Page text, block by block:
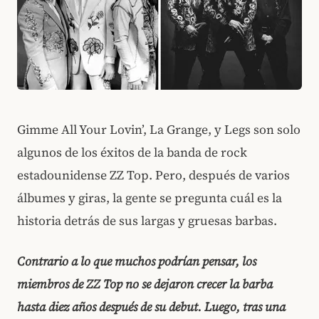
Gimme All Your Lovin’, La Grange, y Legs son solo
algunos de los éxitos de la banda de rock
estadounidense ZZ Top. Pero, después de varios
álbumes y giras, la gente se pregunta cuál es la
historia detrás de sus largas y gruesas barbas.
Contrario a lo que muchos podrían pensar, los
miembros de ZZ Top no se dejaron crecer la barba
hasta diez años después de su debut. Luego, tras una